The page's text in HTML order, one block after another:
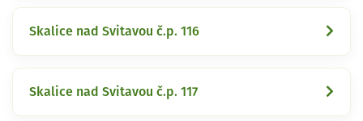
Skalice nad Svitavou č.p. 116
Skalice nad Svitavou č.p. 117